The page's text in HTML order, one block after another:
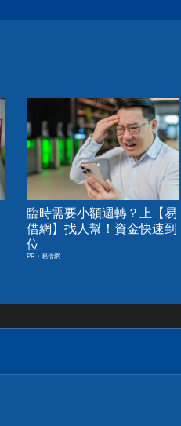
臨時需要小額週轉？上【易
借網】找人幫！資金快速到
位
PR・易借網